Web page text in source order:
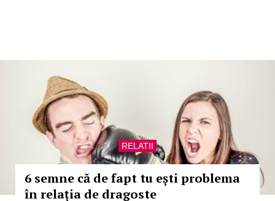
RELATII
6 semne că de fapt tu ești problema
în relația de dragoste